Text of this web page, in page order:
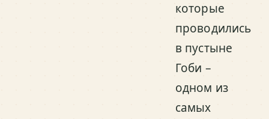
которые
проводились
в пустыне
Гоби –
одном из
самых